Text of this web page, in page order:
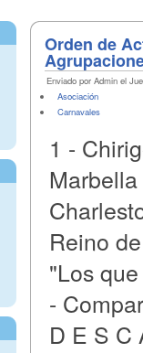
Orden de
Enviado por Admin el
Asociación
Carnavales
1 -
Reino
"Los
-
D E S C